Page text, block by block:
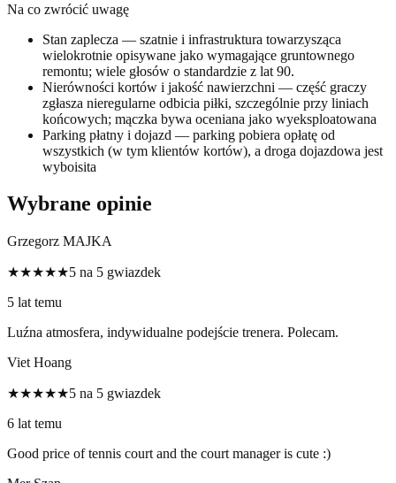
Na co zwrócić uwagę
Stan zaplecza — szatnie i infrastruktura towarzysząca
wielokrotnie opisywane jako wymagające gruntownego
remontu; wiele głosów o standardzie z lat 90.
Nierówności kortów i jakość nawierzchni — część graczy
zgłasza nieregularne odbicia piłki, szczególnie przy liniach
końcowych; mączka bywa oceniana jako wyeksploatowana
Parking płatny i dojazd — parking pobiera opłatę od
wszystkich (w tym klientów kortów), a droga dojazdowa jest
wyboisita
Wybrane opinie
Grzegorz MAJKA
★★★★★5 na 5 gwiazdek
5 lat temu
Luźna atmosfera, indywidualne podejście trenera. Polecam.
Viet Hoang
★★★★★5 na 5 gwiazdek
6 lat temu
Good price of tennis court and the court manager is cute :)